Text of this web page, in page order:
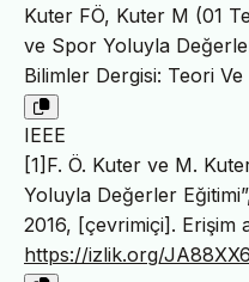
Kuter FÖ, Kuter M (01
ve Spor Yoluyla
Bilimler Dergisi: Teori
IEEE
[1]F. Ö. Kuter ve M.
Yoluyla Değerler
2016, [çevrimiçi]. Erişim
https://izlik.org/